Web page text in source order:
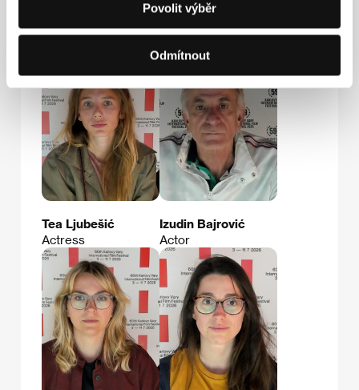
Povolit výběr
Odmítnout
Mate Ugrin
Gavrilo Jović
Tea Ljubešić
Actress
Izudin Bajrović
Actor